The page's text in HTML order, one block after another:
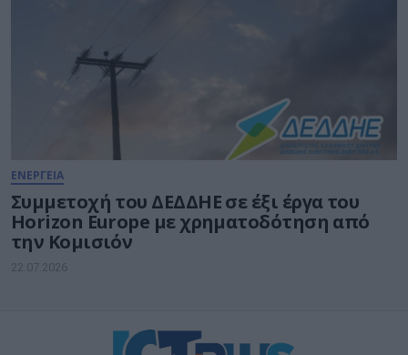
ΕΝΕΡΓΕΙΑ
Συμμετοχή του ΔΕΔΔΗΕ σε έξι έργα του
Horizon Europe με χρηματοδότηση από
την Κομισιόν
22.07.2026